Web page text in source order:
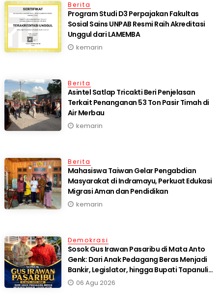
Berita
Program Studi D3 Perpajakan Fakultas
Sosial Sains UNPAB Resmi Raih Akreditasi
Unggul dari LAMEMBA
kemarin
Berita
Asintel Satlap Tricakti Beri Penjelasan
Terkait Penanganan 53 Ton Pasir Timah di
Air Merbau
kemarin
Berita
Mahasiswa Taiwan Gelar Pengabdian
Masyarakat di Indramayu, Perkuat Edukasi
Migrasi Aman dan Pendidikan
kemarin
Demokrasi
Sosok Gus Irawan Pasaribu di Mata Anto
Genk: Dari Anak Pedagang Beras Menjadi
Bankir, Legislator, hingga Bupati Tapanuli
Selatan
06 Agu 2026